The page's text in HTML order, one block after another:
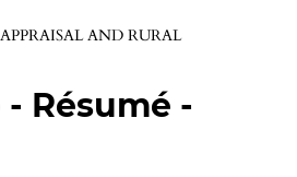
AND RURAL
Résumé -